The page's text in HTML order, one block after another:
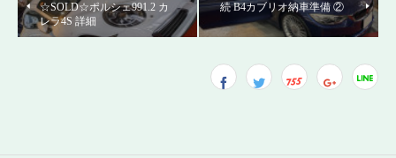
☆SOLD☆ポルシェ991.2 カ
レラ4S 詳細
続 B4カブリオ納車準備 ②